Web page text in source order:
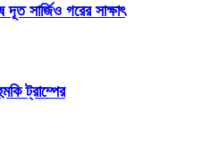
দূত সার্জিও গরের সাক্ষাৎ
ট্রাম্পের